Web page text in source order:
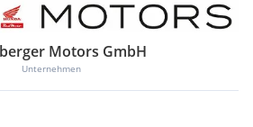
Motors GmbH
Unternehmen